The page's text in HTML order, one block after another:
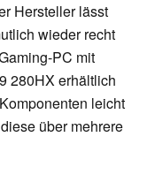
Hersteller lässt
wieder recht
PC mit
280HX erhältlich
leicht
über mehrere